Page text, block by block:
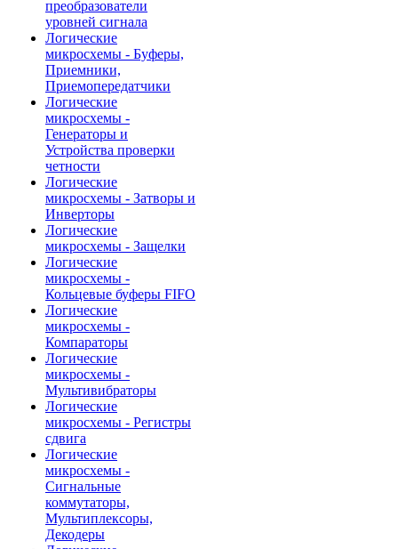
преобразователи
уровней сигнала
Логические
микросхемы - Буферы,
Приемники,
Приемопередатчики
Логические
микросхемы -
Генераторы и
Устройства проверки
четности
Логические
микросхемы - Затворы и
Инверторы
Логические
микросхемы - Защелки
Логические
микросхемы -
Кольцевые буферы FIFO
Логические
микросхемы -
Компараторы
Логические
микросхемы -
Мультивибраторы
Логические
микросхемы - Регистры
сдвига
Логические
микросхемы -
Сигнальные
коммутаторы,
Мультиплексоры,
Декодеры